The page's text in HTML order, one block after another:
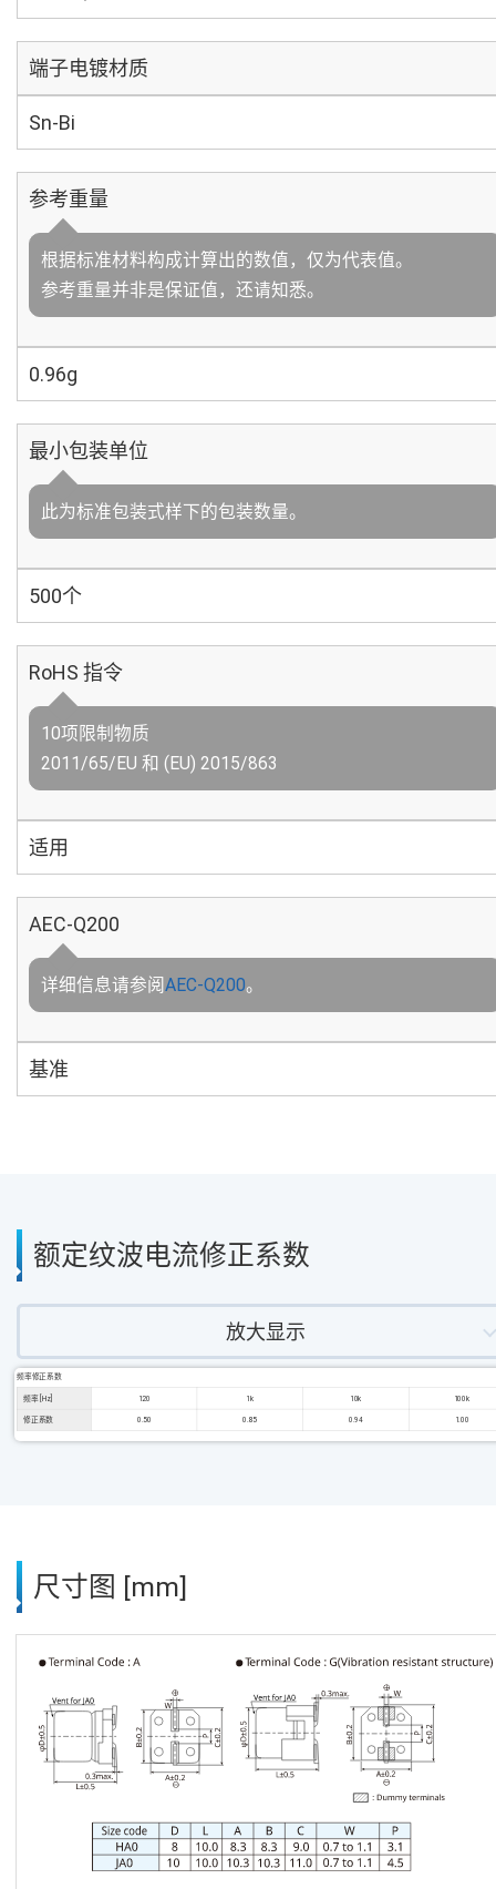
端子电镀材质
Sn-Bi
参考重量
根据标准材料构成计算出的数值，仅为代表值。
参考重量并非是保证值，还请知悉。
0.96g
最小包装单位
此为标准包装式样下的包装数量。
500个
RoHS 指令
10项限制物质
2011/65/EU 和 (EU) 2015/863
适用
AEC-Q200
详细信息请参阅AEC-Q200。
基准
额定纹波电流修正系数
放大显示
频率修正系数
频率 [Hz] 120 1k 10k 100k
修正系数 0.50 0.85 0.94 1.00
尺寸图 [mm]